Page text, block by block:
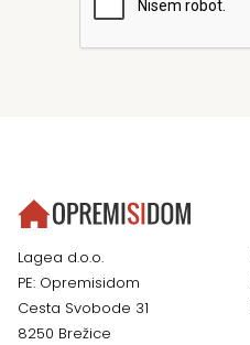
Lagea d.o.o.
PE: Opremisidom
Cesta Svobode 31
8250 Brežice